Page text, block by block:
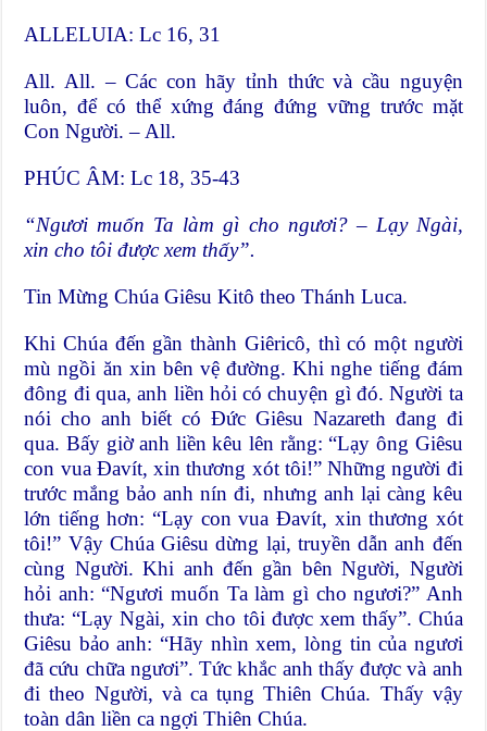
ALLELUIA: Lc 16, 31
All. All. – Các con hãy tỉnh thức và cầu nguyện
luôn, để có thể xứng đáng đứng vững trước mặt
Con Người. – All.
PHÚC ÂM: Lc 18, 35-43
“Ngươi muốn Ta làm gì cho ngươi? – Lạy Ngài,
xin cho tôi được xem thấy”.
Tin Mừng Chúa Giêsu Kitô theo Thánh Luca.
Khi Chúa đến gần thành Giêricô, thì có một người
mù ngồi ăn xin bên vệ đường. Khi nghe tiếng đám
đông đi qua, anh liền hỏi có chuyện gì đó. Người ta
nói cho anh biết có Ðức Giêsu Nazareth đang đi
qua. Bấy giờ anh liền kêu lên rằng: “Lạy ông Giêsu
con vua Ðavít, xin thương xót tôi!” Những người đi
trước mắng bảo anh nín đi, nhưng anh lại càng kêu
lớn tiếng hơn: “Lạy con vua Ðavít, xin thương xót
tôi!” Vậy Chúa Giêsu dừng lại, truyền dẫn anh đến
cùng Người. Khi anh đến gần bên Người, Người
hỏi anh: “Ngươi muốn Ta làm gì cho ngươi?” Anh
thưa: “Lạy Ngài, xin cho tôi được xem thấy”. Chúa
Giêsu bảo anh: “Hãy nhìn xem, lòng tin của ngươi
đã cứu chữa ngươi”. Tức khắc anh thấy được và anh
đi theo Người, và ca tụng Thiên Chúa. Thấy vậy
toàn dân liền ca ngợi Thiên Chúa.